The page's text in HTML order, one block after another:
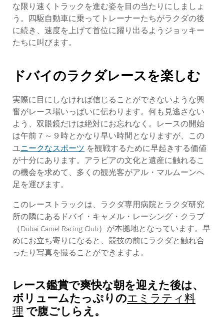
な限り速くトラックを進む姿を目の当たりにしましょ
う。四駆自動車に乗ってトレーナーたちがラクダの後
に続き、速度を上げて首位に躍り出るようジョッキー
たちに叫びます。
ドバイのラクダレースを楽しむ
実際に目にしなければ信じることができないような興
奮がレース場いっぱいに伝わります。何も見逃さない
よう、双眼鏡だけは絶対にお忘れなく。レースの開始
は午前７～９時とかなり早い時間となりますが、この
ユニークなスポーツ を観戦するために早起きする価値
が十分にあります。アラビアの文化と遺産に触れるこ
の機会を求めて、多くの観光客がアル・マルムーンへ
足を運びます。
このレーストラックは、ラクダ専用病院とラクダ研究
所の隣にあるドバイ・キャメル・レーシング・クラブ
（Dubai Camel Racing Club）が本拠地となっています。早
めにお立ち寄りになると、競技の前にラクダと触れ合
ったり写真を撮ることができますよ。
レース鑑賞で爽快な朝を迎えた後は、
ボリュームたっぷりのエミラティ料
理で腹ごしらえ。